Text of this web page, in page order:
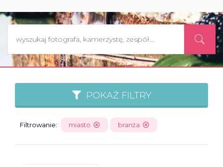
POKAŻ FILTRY
Filtrowanie: miasto branża